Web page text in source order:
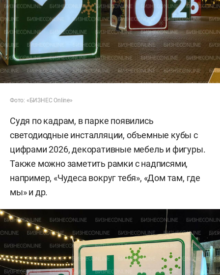
Фото: «БИЗНЕС Online»
Судя по кадрам, в парке появились
светодиодные инсталляции, объемные кубы с
цифрами 2026, декоративные мебель и фигуры.
Также можно заметить рамки с надписями,
например, «Чудеса вокруг тебя», «Дом там, где
мы» и др.